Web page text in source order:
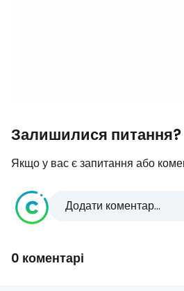
Залишилися питання?
Якщо у вас є запитання або
Додати коментар...
0 коментарі